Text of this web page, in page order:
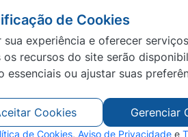
de Cookies
experiência e oferecer serviços
recursos do site serão
ou ajustar suas
Cookies Gerenciar
de Cookies, Aviso de Privacidade e